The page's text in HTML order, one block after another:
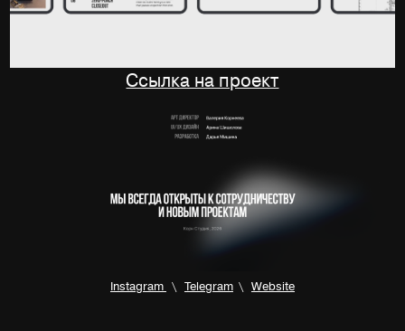
Ссылка на проект
Instagram \ Telegram\ Website